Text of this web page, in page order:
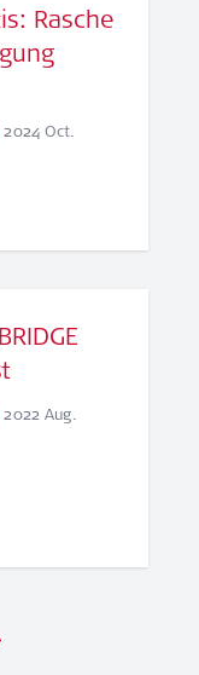
Rasche
2024 Oct.
2022 Aug.